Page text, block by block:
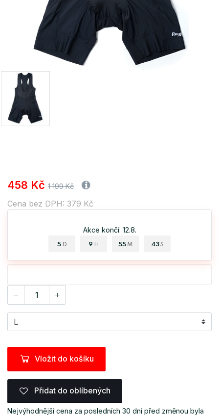
458 Kč 1 199 Kč
Cena bez DPH: 379 Kč
Akce končí: 12.8.
5 D 9 H 55 M 43 S
Vložit do košíku
Přidat do oblíbených
Nejvýhodnější cena za posledních 30 dní před změnou byla